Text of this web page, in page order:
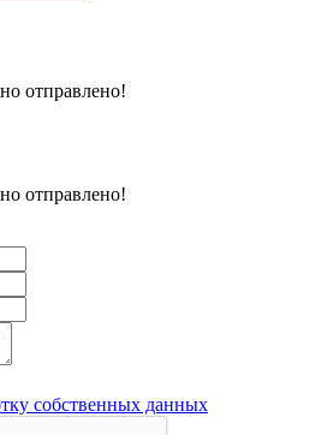
отправлено!
отправлено!
собственных данных